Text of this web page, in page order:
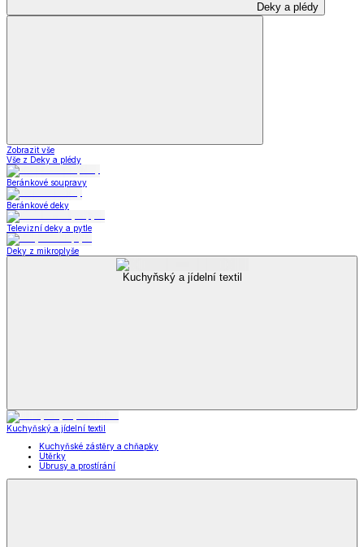
Deky a plédy
Zobrazit vše
Vše z Deky a plédy
Beránkové soupravy
Beránkové deky
Televizní deky a pytle
Deky z mikroplyše
Kuchyňský a jídelní textil
Kuchyňský a jídelní textil
Kuchyňské zástěry a chňapky
Utěrky
Ubrusy a prostírání